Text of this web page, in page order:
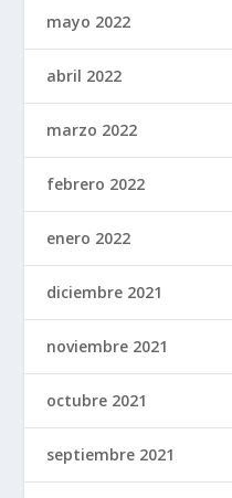
mayo 2022
abril 2022
marzo 2022
febrero 2022
enero 2022
diciembre 2021
noviembre 2021
octubre 2021
septiembre 2021